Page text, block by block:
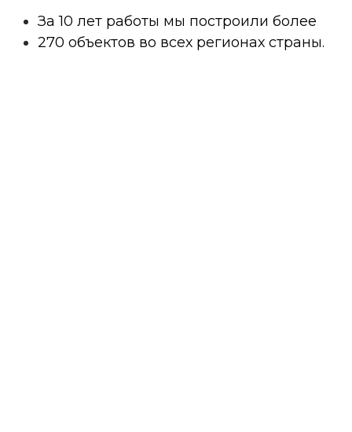
За 10 лет работы мы построили более
270 объектов во всех регионах страны.